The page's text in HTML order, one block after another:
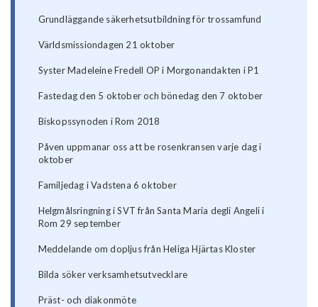
Grundläggande säkerhetsutbildning för trossamfund
Världsmissiondagen 21 oktober
Syster Madeleine Fredell OP i Morgonandakten i P1
Fastedag den 5 oktober och bönedag den 7 oktober
Biskopssynoden i Rom 2018
Påven uppmanar oss att be rosenkransen varje dag i
oktober
Familjedag i Vadstena 6 oktober
Helgmålsringning i SVT från Santa Maria degli Angeli i
Rom 29 september
Meddelande om dopljus från Heliga Hjärtas Kloster
Bilda söker verksamhetsutvecklare
Präst- och diakonmöte